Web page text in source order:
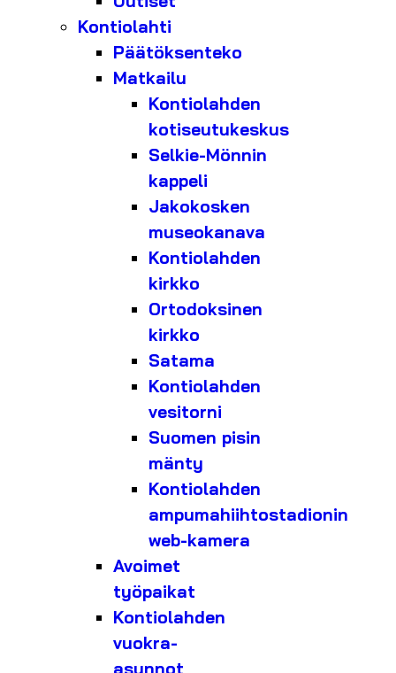
Kontiolahti
Päätöksenteko
Matkailu
Kontiolahden
kotiseutukeskus
Selkie-Mönnin
kappeli
Jakokosken
museokanava
Kontiolahden
kirkko
Ortodoksinen
kirkko
Satama
Kontiolahden
vesitorni
Suomen pisin
mänty
Kontiolahden
ampumahiihtostadionin
web-kamera
Avoimet
työpaikat
Kontiolahden
vuokra-
asunnot